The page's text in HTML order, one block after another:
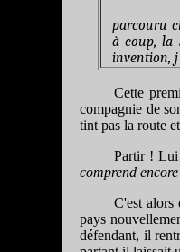
parcouru
à coup, la
invention,
Cette
compagnie de
tint pas la route
Partir ! Lui
comprend
C'est alors
pays
défendant, il